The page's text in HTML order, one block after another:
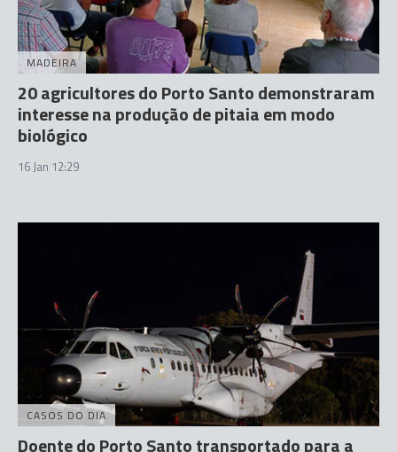
MADEIRA
20 agricultores do Porto Santo demonstraram
interesse na produção de pitaia em modo
biológico
16 Jan 12:29
CASOS DO DIA
Doente do Porto Santo transportado para a